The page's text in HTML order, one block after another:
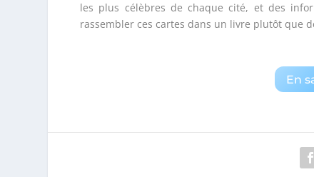
les plus célèbres de chaque cité, et des
rassembler ces cartes dans un livre plutôt que
En